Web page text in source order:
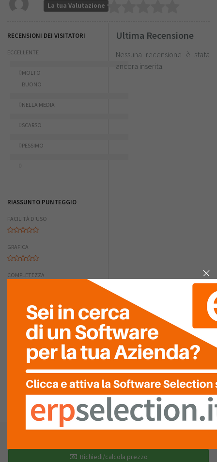
La tua Valutazione
RECENSIONI DEI VISITATORI
ECCELLENTE
MOLTO
BUONO
NELLA MEDIA
SCARSO
PESSIMO
RIASSUNTO PUNTEGGIO
FACILITÀ D'USO
GRAFICA
COMPLETEZZA
FACILITÀ DI
INTEGRAZIONE
QUALITÀ/PREZZO
Ultima Recensione
Nessuna recensione è stata
ancora inserita.
LISTARECENSIONI (0)
Richiedi/calcola prezzo